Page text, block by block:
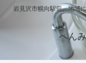
岩見沢市幌向駅前。地域
へん